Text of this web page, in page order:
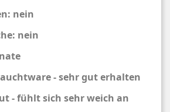
nein
nein
- sehr gut erhalten
- fühlt sich sehr weich an